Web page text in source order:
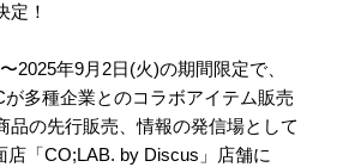
定！
2025年9月2日(火)の期間限定で、
が多種企業とのコラボアイテム販売
品の先行販売、情報の発信場として
店「CO;LAB. by Discus」店舗に